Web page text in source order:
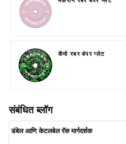
कॅमो रबर बंपर प्लेट
संबंधित ब्लॉग
डंबेल आणि केटलबेल रॅक मार्गदर्शक